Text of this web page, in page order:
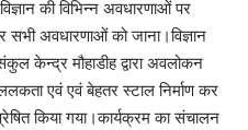
की विभिन्न अवधारणाओं पर
अवधारणाओं को जाना।विज्ञान
केन्द्र मौहाडीह द्वारा अवलोकन
एवं एवं बेहतर स्टाल निर्माण कर
किया गया।कार्यक्रम का संचालन